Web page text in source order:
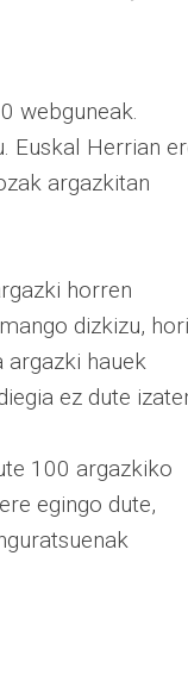
webguneak.
Euskal Herrian
argazkitan
horren
dizkizu, hori
argazki hauek
ez dute
100 argazkiko
egingo dute,